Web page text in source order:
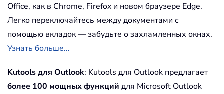
Office, как в Chrome, Firefox и новом браузере Edge.
Легко переключайтесь между документами с
помощью вкладок — забудьте о захламленных окнах.
Узнать больше...
Kutools для Outlook: Kutools для Outlook предлагает
более 100 мощных функций для Microsoft Outlook